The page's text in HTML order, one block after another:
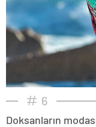
6
Doksanların